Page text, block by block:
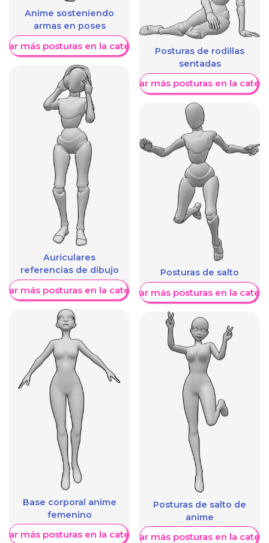
Anime sosteniendo
armas en poses
más posturas en la categoría
Auriculares
referencias de dibujo
más posturas en la categoría
Base corporal anime
femenino
más posturas en la categoría
Posturas de rodillas
sentadas
Mostrar más posturas en la
Posturas de salto
Mostrar más posturas en la
Posturas de salto de
anime
Mostrar más posturas en la